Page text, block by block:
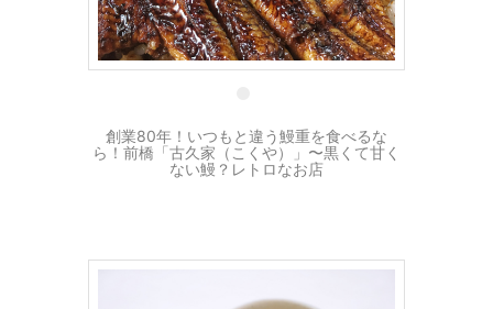
16 3月
創業80年！いつもと違う鰻重を食べるな
ら！前橋「古久家（こくや）」〜黒くて甘く
ない鰻？レトロなお店